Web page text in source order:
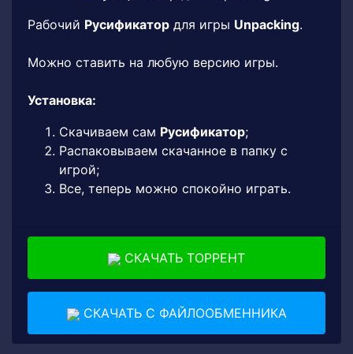
Рабочий Русификатор для игры Unpacking.
Можно ставить на любую версию игры.
Установка:
Скачиваем сам Русификатор;
Распаковываем скачанное в папку с
игрой;
Все, теперь можно спокойно играть.
СКАЧАТЬ ТОРРЕНТ
СКАЧАТЬ С ФАЙЛООБМЕННИКА